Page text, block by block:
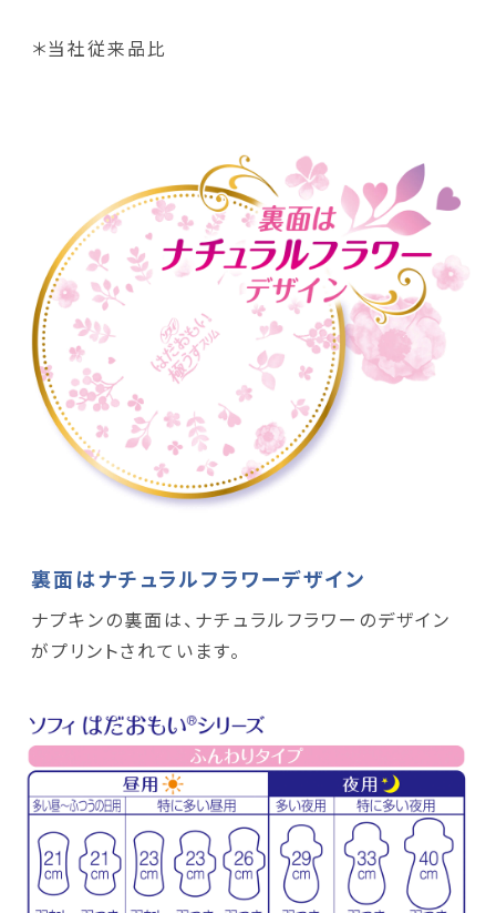
＊当社従来品比
裏面はナチュラルフラワーデザイン
ナプキンの裏面は、ナチュラルフラワーのデザイン
がプリントされています。